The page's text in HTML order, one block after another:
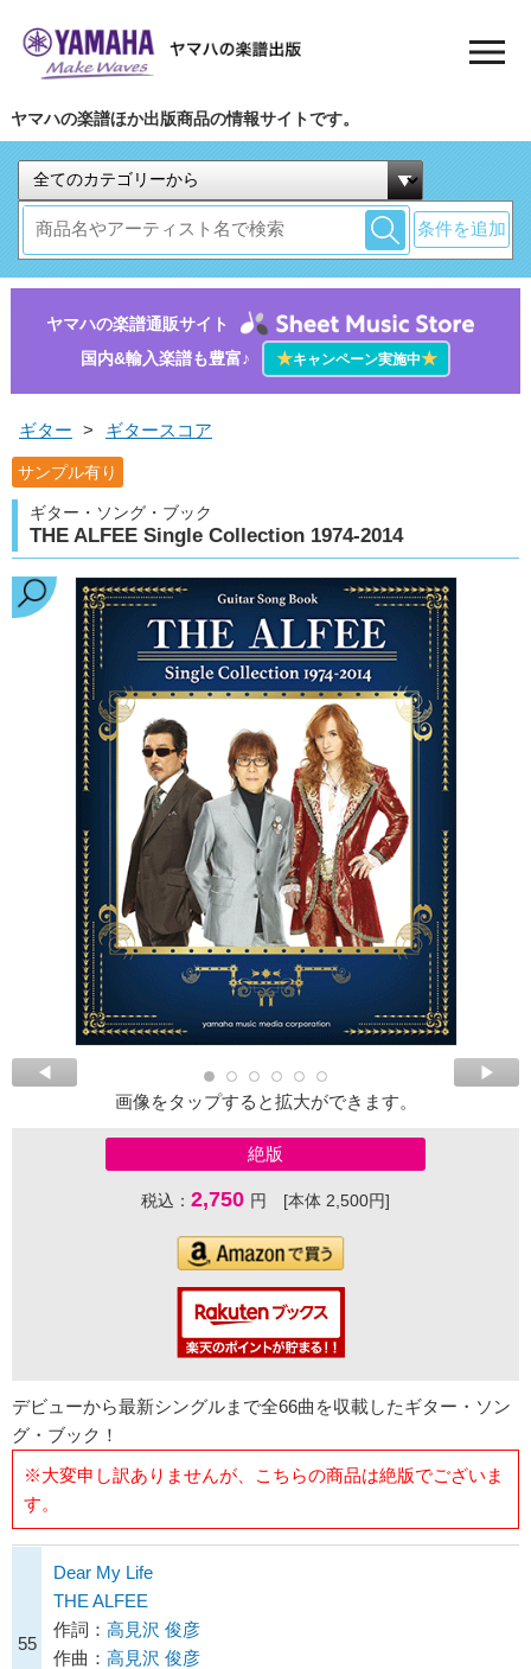
ヤマハの楽譜ほか出版商品の情報サイトです。
条件を追加
ヤマハの楽譜通販サイト
国内&輸入楽譜も豊富♪
★キャンペーン実施中★
ギター > ギタースコア
サンプル有り
ギター・ソング・ブック
THE ALFEE Single Collection 1974-2014
画像をタップすると拡大ができます。
絶版
税込： 2,750 円 [本体 2,500円]
デビューから最新シングルまで全66曲を収載したギター・ソン
グ・ブック！
※大変申し訳ありませんが、こちらの商品は絶版でございま
す。
55
Dear My Life
THE ALFEE
作詞： 高見沢 俊彦
作曲： 高見沢 俊彦